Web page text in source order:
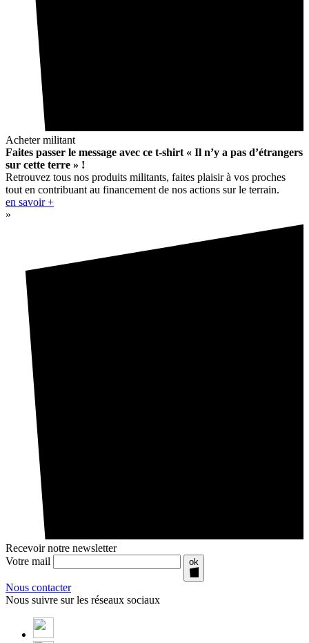
Acheter militant
Faites passer le message avec ce t-shirt « Il n’y a pas d’étrangers
sur cette terre » !
Retrouvez tous nos produits militants, faites plaisir à vos proches
tout en contribuant au financement de nos actions sur le terrain.
en savoir +
»
Recevoir notre newsletter
Votre mail
ok
Nous contacter
Nous suivre sur les réseaux sociaux